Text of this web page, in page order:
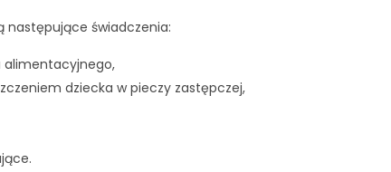
następujące świadczenia:
alimentacyjnego,
dziecka w pieczy zastępczej,